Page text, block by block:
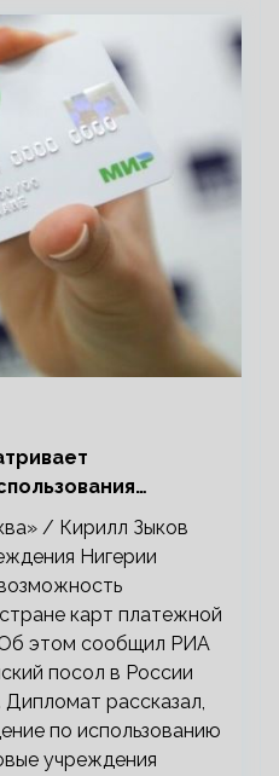
«Мир»
/ Кирилл Зыков
Нигерии
карт платежной
этом сообщил РИА
посол в России
рассказал,
по использованию
учреждения